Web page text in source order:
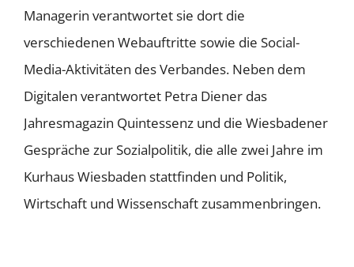
Managerin verantwortet sie dort die
verschiedenen Webauftritte sowie die Social-
Media-Aktivitäten des Verbandes. Neben dem
Digitalen verantwortet Petra Diener das
Jahresmagazin Quintessenz und die Wiesbadener
Gespräche zur Sozialpolitik, die alle zwei Jahre im
Kurhaus Wiesbaden stattfinden und Politik,
Wirtschaft und Wissenschaft zusammenbringen.